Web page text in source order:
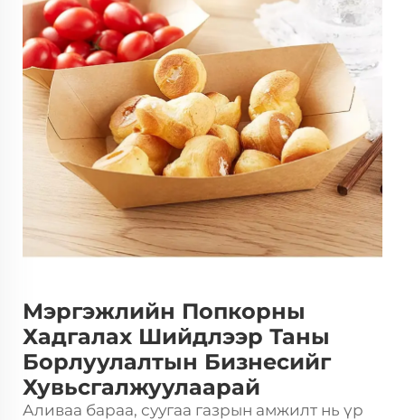
Мэргэжлийн Попкорны
Хадгалах Шийдлээр Таны
Борлуулалтын Бизнесийг
Хувьсгалжуулаарай
Аливаа бараа, суугаа газрын амжилт нь үр